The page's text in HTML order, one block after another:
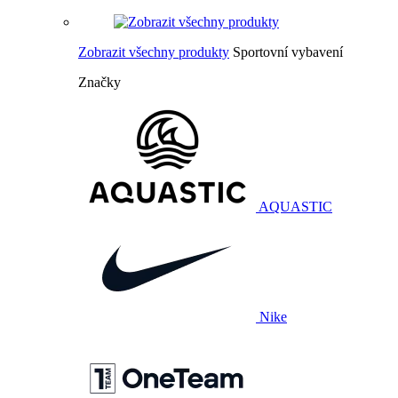
Zobrazit všechny produkty Sportovní vybavení
Značky
AQUASTIC
Nike